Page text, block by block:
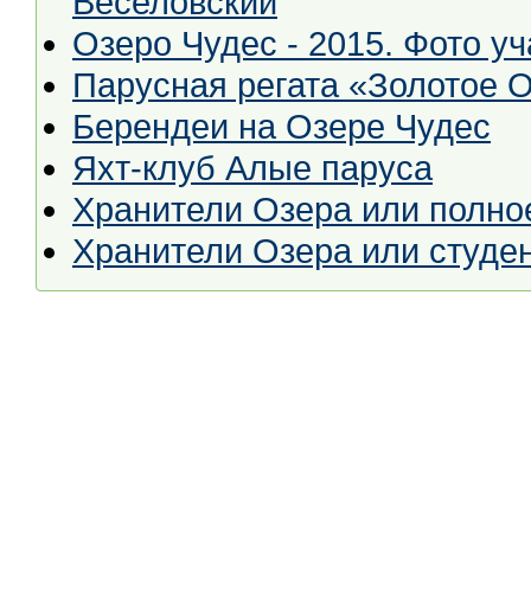
Озеро Чудес - 2015. Фото
Парусная регата «Золотое
Берендеи на Озере Чудес
Яхт-клуб Алые паруса
Хранители Озера или
Хранители Озера или